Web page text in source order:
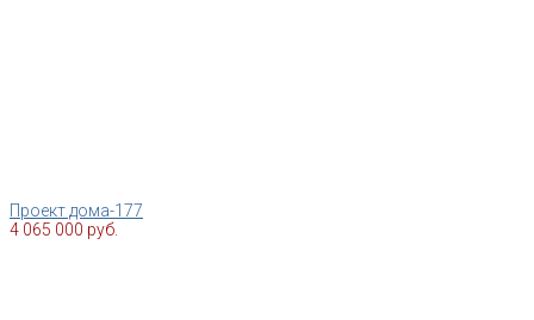
Проект дома-177
4 065 000 руб.